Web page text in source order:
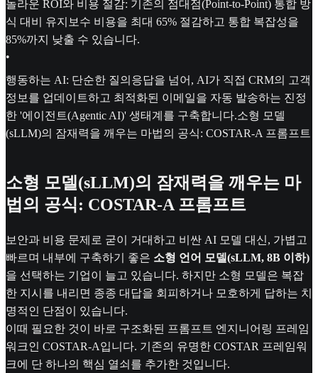
놀라운 ROI와 비용 절감: 기존의 점대점(Point-to-Point) 통합 방
식 대비 유지보수 비용을 최대 65% 절감하고 통합 복잡성을
85%까지 낮출 수 있습니다.
•
행동하는 AI: 단순한 질의응답을 넘어, AI가 직접 CRM의 고객
정보를 업데이트하고 최적화된 이메일을 자동 발송하는 진정
한 '에이전트(Agentic AI)' 생태계를 구축합니다.소형 모델
(sLLM)의 잠재력을 깨우는 마법의 공식: COSTAR-A 프롬프트
소형 모델(sLLM)의 잠재력을 깨우는 마
법의 공식: COSTAR-A 프롬프트
보안과 비용 문제로 굳이 거대하고 비싼 AI 모델 대신, 가볍고
빠르며 내부에 구축하기 좋은 소형 언어 모델(sLLM, 8B 이하)
을 선택하는 기업이 늘고 있습니다. 하지만 소형 모델은 복잡
한 지시를 내리면 종종 대답을 회피하거나 모호하게 답하는 치
명적인 단점이 있습니다.
이때 필요한 것이 바로 구조화된 프롬프트 엔지니어링 프레임
워크인 COSTAR-A입니다. 기존의 유명한 COSTAR 프레임워
크에 단 하나의 핵심 열쇠를 추가한 것입니다.